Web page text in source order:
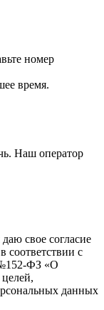
номер
время.
Наш оператор
свое согласие
соответствии с
№152-ФЗ «О
данных